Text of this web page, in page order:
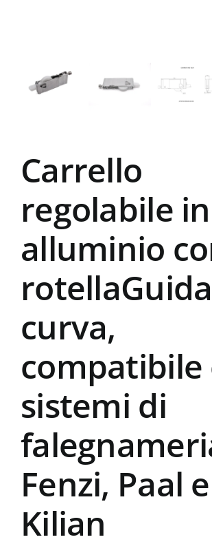
Carrello
regolabile in
alluminio
rotellaGuida
curva,
compatibile
sistemi di
Fenzi, Paal e
Kilian